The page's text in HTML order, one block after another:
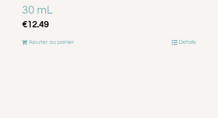
30 mL
€12.49
Ajouter au panier Détails